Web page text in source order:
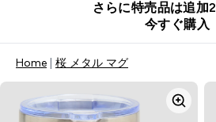
さらに特売品は追加
今すぐ購入
Home 桜 メタル マグ